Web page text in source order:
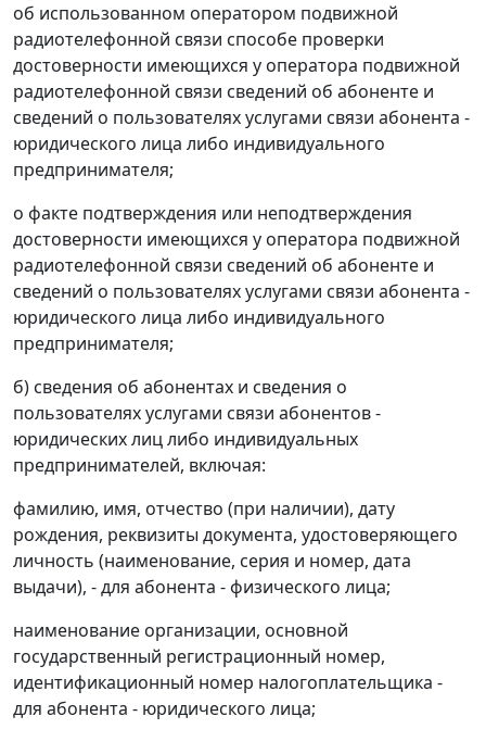
об использованном оператором подвижной
радиотелефонной связи способе проверки
достоверности имеющихся у оператора подвижной
радиотелефонной связи сведений об абоненте и
сведений о пользователях услугами связи абонента -
юридического лица либо индивидуального
предпринимателя;
о факте подтверждения или неподтверждения
достоверности имеющихся у оператора подвижной
радиотелефонной связи сведений об абоненте и
сведений о пользователях услугами связи абонента -
юридического лица либо индивидуального
предпринимателя;
б) сведения об абонентах и сведения о
пользователях услугами связи абонентов -
юридических лиц либо индивидуальных
предпринимателей, включая:
фамилию, имя, отчество (при наличии), дату
рождения, реквизиты документа, удостоверяющего
личность (наименование, серия и номер, дата
выдачи), - для абонента - физического лица;
наименование организации, основной
государственный регистрационный номер,
идентификационный номер налогоплательщика -
для абонента - юридического лица;